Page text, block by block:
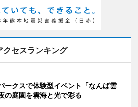
クセスランキング
ークスで体験型イベント「なんば雲
庭園を雲海と光で彩る